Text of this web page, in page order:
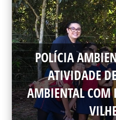
POLÍCIA
ATIVIDADE
AMBIENTAL COM